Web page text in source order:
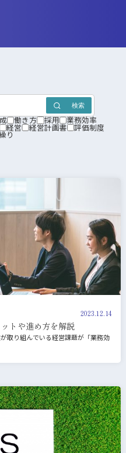
検索
働き方 採用 業務効率
経営 経営計画書 評価制度
り
2023.12.14
トや進め方を解説
取り組んでいる経営課題が「業務効